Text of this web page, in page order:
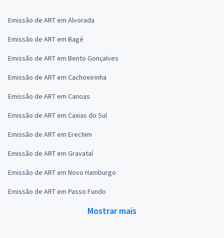
Emissão de ART em Alvorada
Emissão de ART em Bagé
Emissão de ART em Bento Gonçalves
Emissão de ART em Cachoeirinha
Emissão de ART em Canoas
Emissão de ART em Caxias do Sul
Emissão de ART em Erechim
Emissão de ART em Gravataí
Emissão de ART em Novo Hamburgo
Emissão de ART em Passo Fundo
Mostrar mais